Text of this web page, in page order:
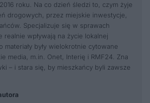
roku. Na co dzień śledzi to, czym żyje
drogowych, przez miejskie inwestycje,
Specjalizuje się w sprawach
realnie wpływają na życie lokalnej
materiały były wielokrotnie cytowane
media, m.in. Onet, Interię i RMF24. Zna
– i stara się, by mieszkańcy byli zawsze